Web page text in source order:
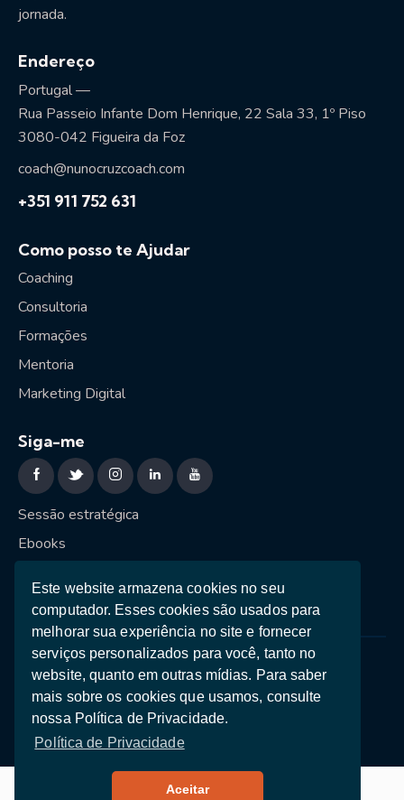
Este website armazena cookies no seu
computador. Esses cookies são usados ​​para
melhorar sua experiência no site e fornecer
serviços personalizados para você, tanto no
website, quanto em outras mídias. Para saber
mais sobre os cookies que usamos, consulte
nossa Política de Privacidade.
Política de Privacidade
Aceitar
jornada.
Endereço
Portugal —
Rua Passeio Infante Dom Henrique, 22 Sala 33, 1º Piso
3080-042 Figueira da Foz
coach@nunocruzcoach.com
+351 911 752 631
Como posso te Ajudar
Coaching
Consultoria
Formações
Mentoria
Marketing Digital
Siga-me
Sessão estratégica
Ebooks
Política de Privacidade Termos e Condições
Copyright © 2026. Nuno Cruz * Made with ♥ in